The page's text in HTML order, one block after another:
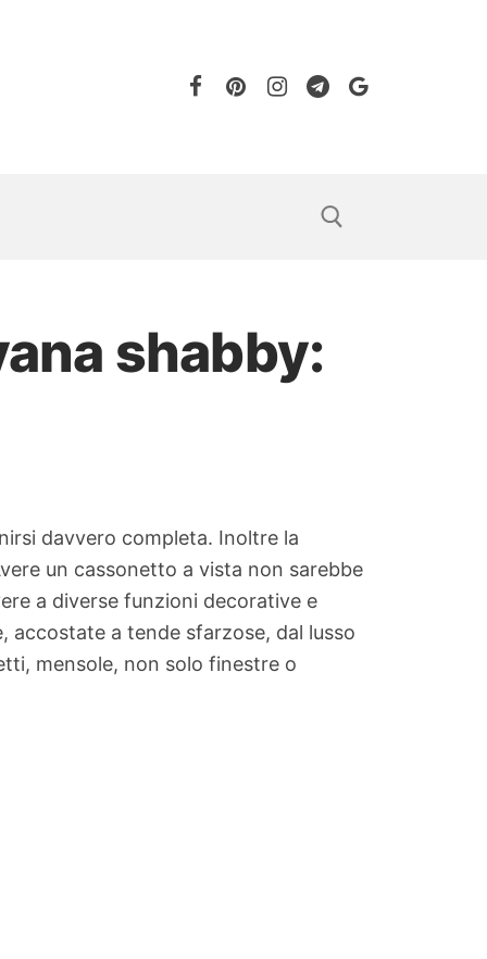
shabby:
davvero completa. Inoltre la
un cassonetto a vista non sarebbe
a diverse funzioni decorative e
a tende sfarzose, dal lusso
mensole, non solo finestre o